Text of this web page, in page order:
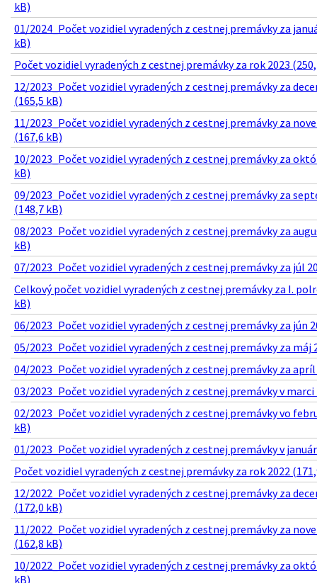
kB)
01/2024_Počet vozidiel vyradených z cestnej premávky za
kB)
Počet vozidiel vyradených z cestnej premávky za rok 2023
12/2023_Počet vozidiel vyradených z cestnej premávky za
(165,5 kB)
11/2023_Počet vozidiel vyradených z cestnej premávky za
(167,6 kB)
10/2023_Počet vozidiel vyradených z cestnej premávky za
kB)
09/2023_Počet vozidiel vyradených z cestnej premávky za
(148,7 kB)
08/2023_Počet vozidiel vyradených z cestnej premávky za
kB)
07/2023_Počet vozidiel vyradených z cestnej premávky za júl
Celkový počet vozidiel vyradených z cestnej premávky za I.
kB)
06/2023_Počet vozidiel vyradených z cestnej premávky za jún
05/2023_Počet vozidiel vyradených z cestnej premávky za máj
04/2023_Počet vozidiel vyradených z cestnej premávky za apríl
03/2023_Počet vozidiel vyradených z cestnej premávky v marci
02/2023_Počet vozidiel vyradených z cestnej premávky vo
kB)
01/2023_Počet vozidiel vyradených z cestnej premávky v
Počet vozidiel vyradených z cestnej premávky za rok 2022
12/2022_Počet vozidiel vyradených z cestnej premávky za
(172,0 kB)
11/2022_Počet vozidiel vyradených z cestnej premávky za
(162,8 kB)
10/2022_Počet vozidiel vyradených z cestnej premávky za
kB)